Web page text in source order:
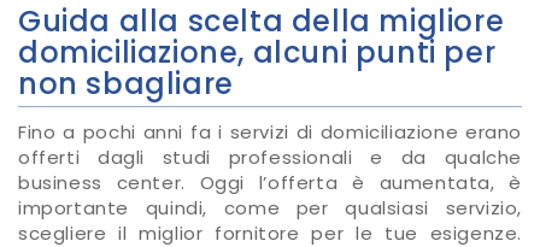
Guida alla scelta della migliore
domiciliazione, alcuni punti per
non sbagliare
Fino a pochi anni fa i servizi di domiciliazione erano
offerti dagli studi professionali e da qualche
business center. Oggi l’offerta è aumentata, è
importante quindi, come per qualsiasi servizio,
scegliere il miglior fornitore per le tue esigenze.